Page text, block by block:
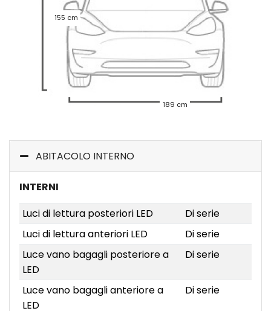
155 cm
189 cm
ABITACOLO INTERNO
INTERNI
Luci di lettura posteriori LED
Di serie
Luci di lettura anteriori LED
Di serie
Luce vano bagagli posteriore a
LED
Di serie
Luce vano bagagli anteriore a
LED
Di serie